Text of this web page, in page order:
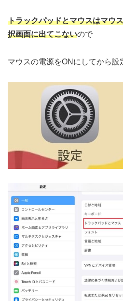
トラックパッドとマウスはマウ
択画面に出てこないので
マウスの電源をONにしてから設